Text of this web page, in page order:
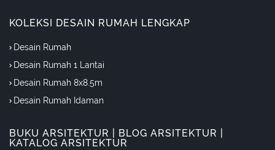
KOLEKSI DESAIN RUMAH LENGKAP
Desain Rumah
Desain Rumah 1 Lantai
Desain Rumah 8x8.5m
Desain Rumah Idaman
BUKU ARSITEKTUR | BLOG ARSITEKTUR |
KATALOG ARSITEKTUR